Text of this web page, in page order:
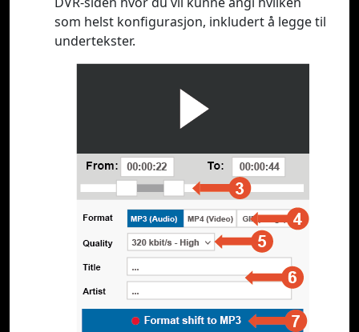
som helst konfigurasjon, inkludert å legge til
undertekster.